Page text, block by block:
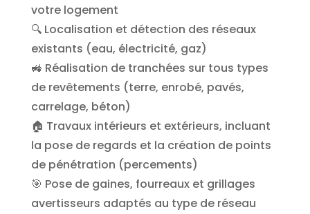
votre logement
🔍 Localisation et détection des réseaux
existants (eau, électricité, gaz)
🚜 Réalisation de tranchées sur tous types
de revêtements (terre, enrobé, pavés,
carrelage, béton)
🏠 Travaux intérieurs et extérieurs, incluant
la pose de regards et la création de points
de pénétration (percements)
🎯 Pose de gaines, fourreaux et grillages
avertisseurs adaptés au type de réseau